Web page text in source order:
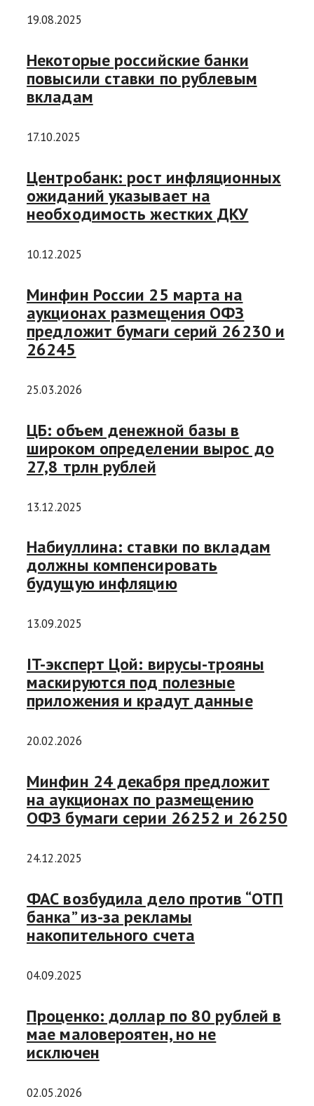
19.08.2025
Некоторые российские банки
повысили ставки по рублевым
вкладам
17.10.2025
Центробанк: рост инфляционных
ожиданий указывает на
необходимость жестких ДКУ
10.12.2025
Минфин России 25 марта на
аукционах размещения ОФЗ
предложит бумаги серий 26230 и
26245
25.03.2026
ЦБ: объем денежной базы в
широком определении вырос до
27,8 трлн рублей
13.12.2025
Набиуллина: ставки по вкладам
должны компенсировать
будущую инфляцию
13.09.2025
IT-эксперт Цой: вирусы-трояны
маскируются под полезные
приложения и крадут данные
20.02.2026
Минфин 24 декабря предложит
на аукционах по размещению
ОФЗ бумаги серии 26252 и 26250
24.12.2025
ФАС возбудила дело против “ОТП
банка” из-за рекламы
накопительного счета
04.09.2025
Проценко: доллар по 80 рублей в
мае маловероятен, но не
исключен
02.05.2026